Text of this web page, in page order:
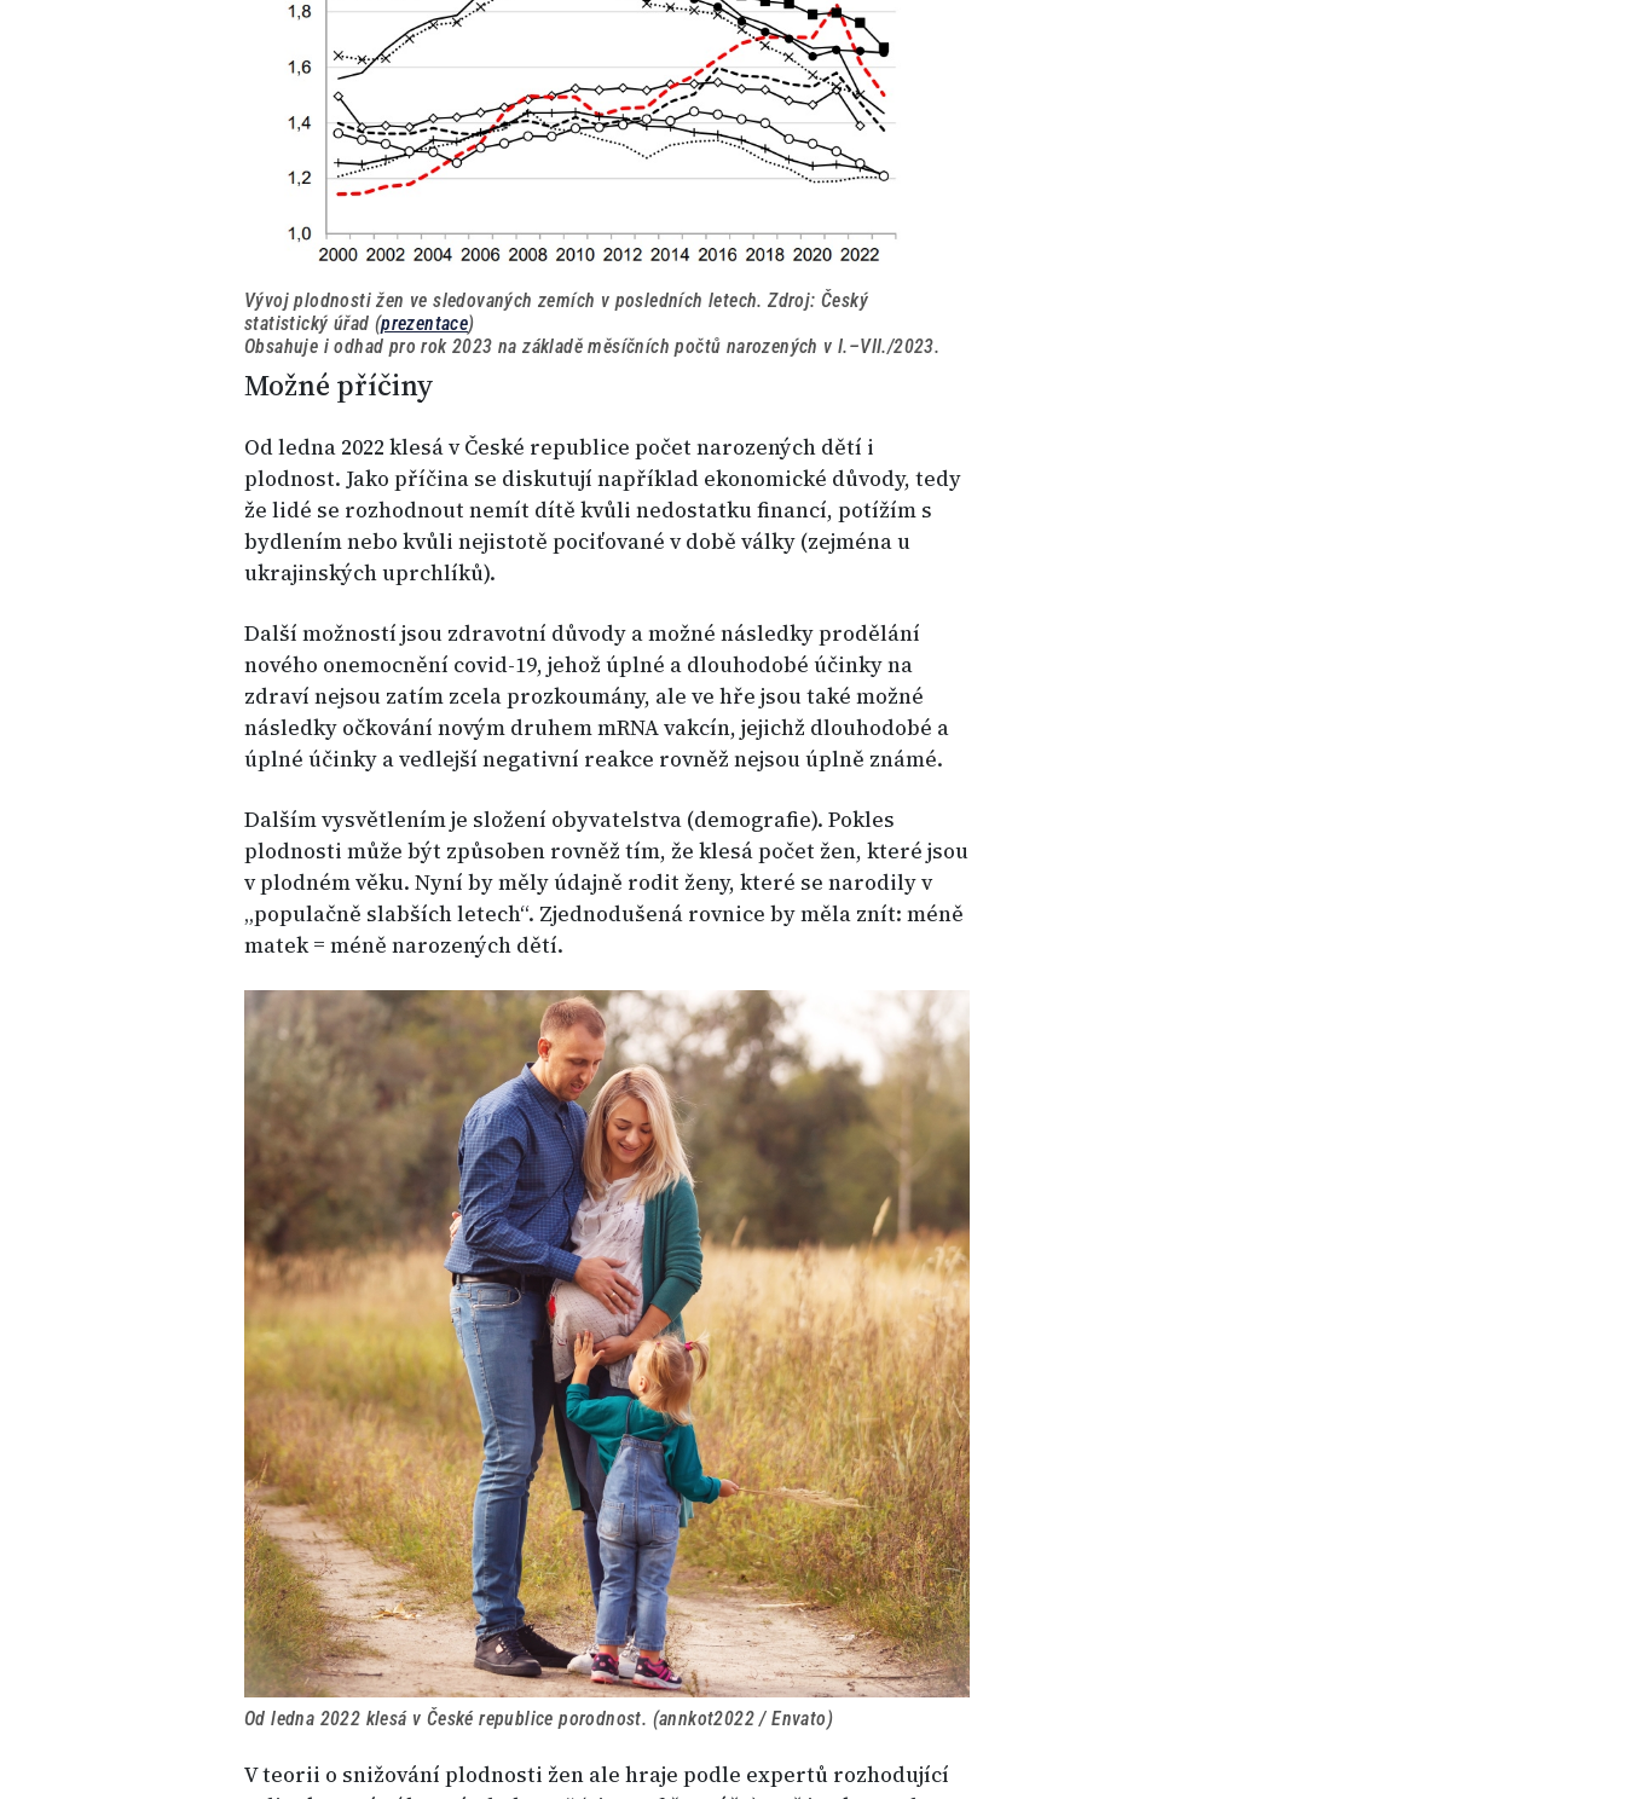
Vývoj plodnosti žen ve sledovaných zemích v posledních letech. Zdroj: Český
statistický úřad (prezentace)
Obsahuje i odhad pro rok 2023 na základě měsíčních počtů narozených v I.–VII./2023.
Možné příčiny
Od ledna 2022 klesá v České republice počet narozených dětí i
plodnost. Jako příčina se diskutují například ekonomické důvody, tedy
že lidé se rozhodnout nemít dítě kvůli nedostatku financí, potížím s
bydlením nebo kvůli nejistotě pociťované v době války (zejména u
ukrajinských uprchlíků).
Další možností jsou zdravotní důvody a možné následky prodělání
nového onemocnění covid-19, jehož úplné a dlouhodobé účinky na
zdraví nejsou zatím zcela prozkoumány, ale ve hře jsou také možné
následky očkování novým druhem mRNA vakcín, jejichž dlouhodobé a
úplné účinky a vedlejší negativní reakce rovněž nejsou úplně známé.
Dalším vysvětlením je složení obyvatelstva (demografie). Pokles
plodnosti může být způsoben rovněž tím, že klesá počet žen, které jsou
v plodném věku. Nyní by měly údajně rodit ženy, které se narodily v
„populačně slabších letech“. Zjednodušená rovnice by měla znít: méně
matek = méně narozených dětí.
Od ledna 2022 klesá v České republice porodnost. (annkot2022 / Envato)
V teorii o snižování plodnosti žen ale hraje podle expertů rozhodující